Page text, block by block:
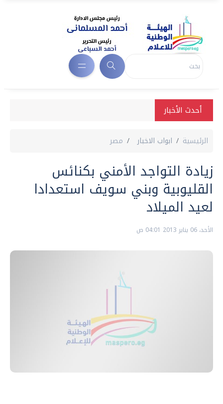
أحدث الأخبار
الرئيسية ابواب الاخبار مصر
زيادة التواجد الأمني بكنائس
القليوبية وبني سويف استعدادا
لعيد الميلاد
الأحد، 06 يناير 2013 04:01 ص